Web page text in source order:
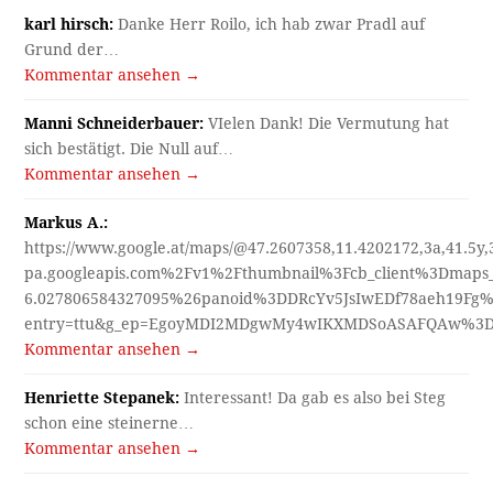
karl hirsch: Danke Herr Roilo, ich hab zwar Pradl auf
Grund der…
Kommentar ansehen →
Manni Schneiderbauer: VIelen Dank! Die Vermutung hat
sich bestätigt. Die Null auf…
Kommentar ansehen →
Markus A.:
https://www.google.at/maps/
Kommentar ansehen →
Henriette Stepanek: Interessant! Da gab es also bei Steg
schon eine steinerne…
Kommentar ansehen →